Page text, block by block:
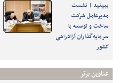
ببینید | نشست
مدیرعامل شرکت
ساخت و توسعه با
سرمایه‌گذاران آزادراهی
کشور
عناوین برتر